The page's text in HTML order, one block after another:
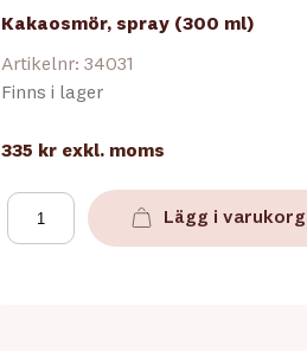
Kakaosmör, spray (300 ml)
Artikelnr: 34031
Finns i lager
335 kr exkl. moms
Lägg i varukorg